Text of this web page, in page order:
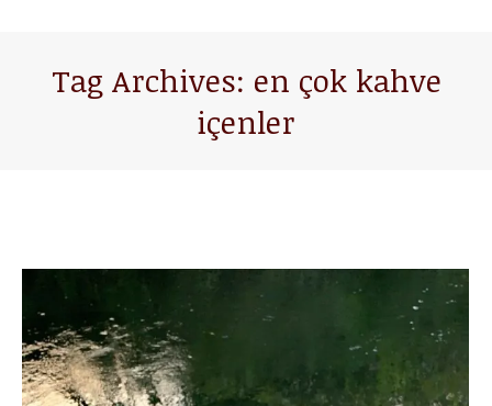
Tag Archives: en çok kahve
içenler